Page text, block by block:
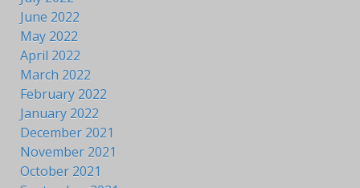
June 2022
May 2022
April 2022
March 2022
February 2022
January 2022
December 2021
November 2021
October 2021